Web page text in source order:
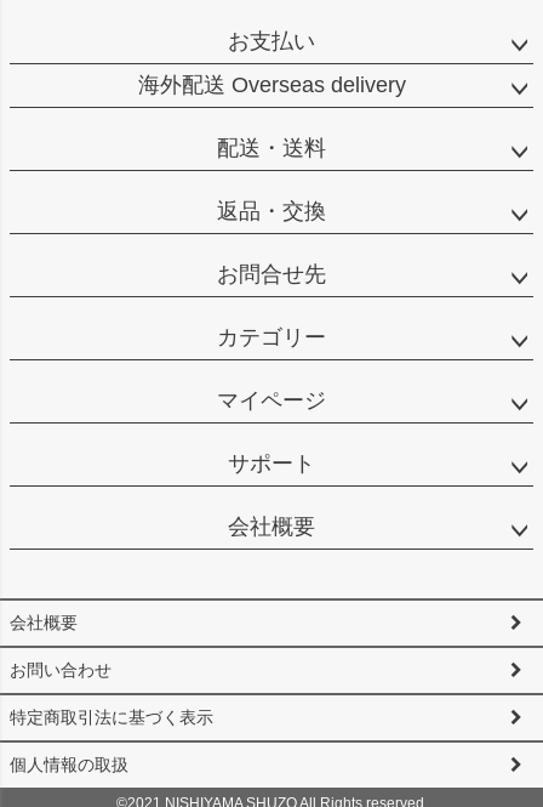
お支払い
海外配送 Overseas delivery
配送・送料
返品・交換
お問合せ先
カテゴリー
マイページ
サポート
会社概要
会社概要
お問い合わせ
特定商取引法に基づく表示
個人情報の取扱
©2021 NISHIYAMA SHUZO All Rights reserved.